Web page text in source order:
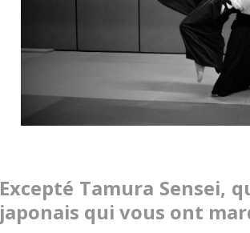
Excepté Tamura Sensei,
japonais qui vous ont